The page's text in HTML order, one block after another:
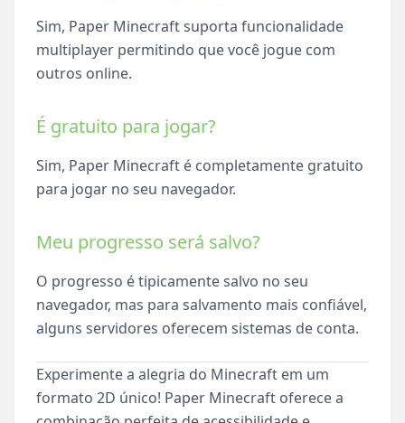
Sim, Paper Minecraft suporta funcionalidade
multiplayer permitindo que você jogue com
outros online.
É gratuito para jogar?
Sim, Paper Minecraft é completamente gratuito
para jogar no seu navegador.
Meu progresso será salvo?
O progresso é tipicamente salvo no seu
navegador, mas para salvamento mais confiável,
alguns servidores oferecem sistemas de conta.
Experimente a alegria do Minecraft em um
formato 2D único! Paper Minecraft oferece a